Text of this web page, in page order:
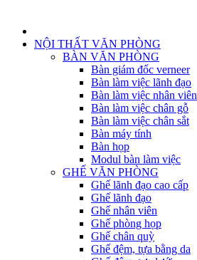
NỘI THẤT VĂN PHÒNG
BÀN VĂN PHÒNG
Bàn giám đốc verneer
Bàn làm việc lãnh đạo
Bàn làm việc nhân viên
Bàn làm việc chân gỗ
Bàn làm việc chân sắt
Bàn máy tính
Bàn họp
Modul bàn làm việc
GHẾ VĂN PHÒNG
Ghế lãnh đạo cao cấp
Ghế lãnh đạo
Ghế nhân viên
Ghế phòng họp
Ghế chân quỳ
Ghế đệm, tựa bằng da